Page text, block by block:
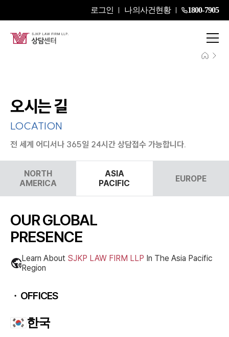
로그인 나의사건현황 1800-7905
오시는 길
LOCATION
전 세계 어디서나 365일 24시간 상담접수 가능합니다.
NORTH
AMERICA
ASIA
PACIFIC
EUROPE
OUR GLOBAL
PRESENCE
Learn About SJKP LAW FIRM LLP In The Asia Pacific
Region
OFFICES
한국